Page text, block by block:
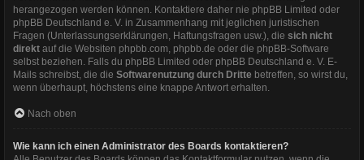
herangezogen werden können. Kontaktiere daher nie phpBB Limited oder
phpBB Deutschland e. V. in Zusammenhang mit jeglichen juristischen
Fragen (Unterlassungserklärungen, Haftungsfragen usw.), die sich nicht
direkt auf die Websiten phpbb.com, phpbb.de oder die phpBB-Software
selbst beziehen. Falls du phpBB Limited oder phpBB Deutschland e. V. E-
Mails schreibst, die die Softwarenutzung durch Dritte betreffen, so wirst du,
wenn überhaupt, höchstens eine knappe Antwort erhalten.
Nach oben
Wie kann ich einen Administrator des Boards kontaktieren?